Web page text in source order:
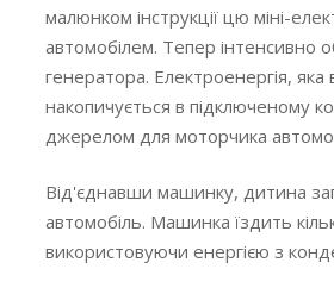
малюнком інструкції цю міні-
автомобілем. Тепер інтенсивно
генератора. Електроенергія, яка
накопичується в підключеному
джерелом для моторчика
Від'єднавши машинку, дитина
автомобіль. Машинка їздить
використовуючи енергією з